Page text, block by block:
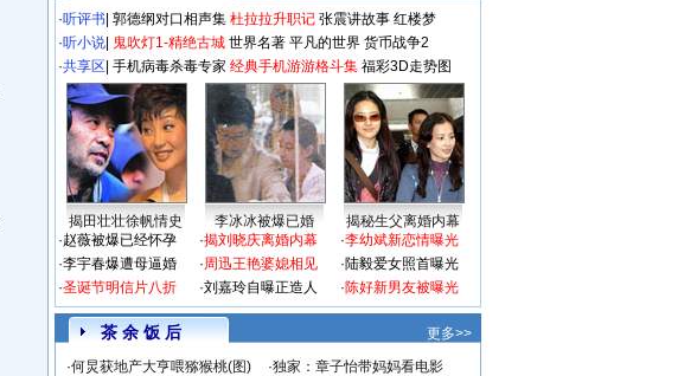
·听评书 郭德纲对口相声集 杜拉拉升职记 张震讲故事 红楼梦
·听小说 鬼吹灯1-精绝古城 世界名著 平凡的世界 货币战争2
·共享区 手机病毒杀毒专家 经典手机游游格斗集 福彩3D走势图
揭田壮壮徐帆情史 李冰冰被爆已婚
揭秘生父离婚内幕
·赵薇被爆已经怀孕
·李宇春爆遭母逼婚
·圣诞节明信片八折
·揭刘晓庆离婚内幕
·周迅王艳婆媳相见
·刘嘉玲自曝正造人
·李幼斌新恋情曝光
·陆毅爱女照首曝光
·陈好新男友被曝光
茶 余 饭 后
更多>>
·何炅获地产大亨喂猕猴桃(图) ·独家：章子怡带妈妈看电影